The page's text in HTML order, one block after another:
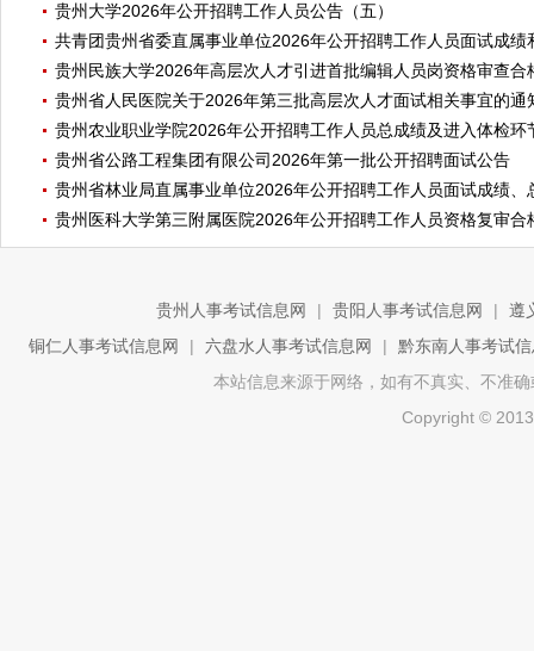
贵州大学2026年公开招聘工作人员公告（五）
共青团贵州省委直属事业单位2026年公开招聘工作人员面试成
贵州民族大学2026年高层次人才引进首批编辑人员岗资格审查
贵州省人民医院关于2026年第三批高层次人才面试相关事宜的通
贵州农业职业学院2026年公开招聘工作人员总成绩及进入体检环
贵州省公路工程集团有限公司2026年第一批公开招聘面试公告
贵州省林业局直属事业单位2026年公开招聘工作人员面试成绩
贵州医科大学第三附属医院2026年公开招聘工作人员资格复审
贵州人事考试信息网 | 贵阳人事考试信息网 |
遵
铜仁人事考试信息网
| 六盘水人事考试信息网 |
黔东南人事考试
本站信息来源于网络，如有不真实、不准
Copyright ©